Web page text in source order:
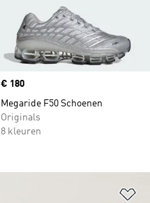
Price
€ 180
Megaride F50 Schoenen
Originals
8 kleuren